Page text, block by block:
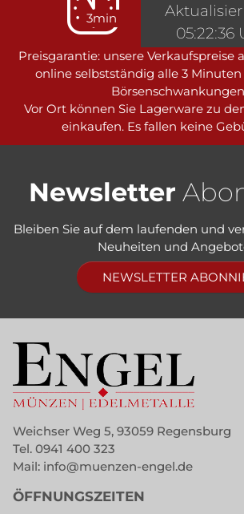
3min
Preisgarantie: unsere Verkaufspreise
online selbstständig alle 3
Vor Ort können Sie Lagerware zu
einkaufen. Es fallen keine
05:22:36
Newsletter
Bleiben Sie auf dem laufenden und
Neuheiten und
NEWSLETTER
Weichser Weg 5, 93059 Regensburg
Tel. 0941 400 323
Mail: info@muenzen-engel.de
ÖFFNUNGSZEITEN